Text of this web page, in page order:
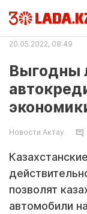
20.05.2022, 08:49
Выгодны
Новости Актау
позволят
автомобили